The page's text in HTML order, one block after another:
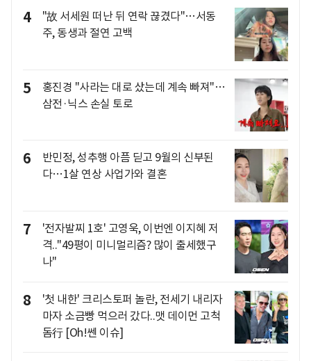
4
"故 서세원 떠난 뒤 연락 끊겼다"…서동
주, 동생과 절연 고백
5
홍진경 "사라는 대로 샀는데 계속 빠져"…
삼전·닉스 손실 토로
6
반민정, 성추행 아픔 딛고 9월의 신부된
다…1살 연상 사업가와 결혼
7
'전자발찌 1호' 고영욱, 이번엔 이지혜 저
격.."49평이 미니멀리즘? 많이 출세했구
나"
8
'첫 내한' 크리스토퍼 놀란, 전세기 내리자
마자 소금빵 먹으러 갔다..맷 데이먼 고척
돔行 [Oh!쎈 이슈]